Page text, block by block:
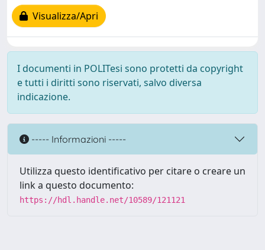
Visualizza/Apri
I documenti in POLITesi sono protetti da copyright
e tutti i diritti sono riservati, salvo diversa
indicazione.
----- Informazioni -----
Utilizza questo identificativo per citare o creare un
link a questo documento:
https://hdl.handle.net/10589/121121